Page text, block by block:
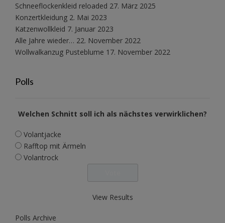
Schneeflockenkleid reloaded 27. März 2025
Konzertkleidung 2. Mai 2023
Katzenwollkleid 7. Januar 2023
Alle Jahre wieder… 22. November 2022
Wollwalkanzug Pusteblume 17. November 2022
Polls
Welchen Schnitt soll ich als nächstes verwirklichen?
Volantjacke
Rafftop mit Ärmeln
Volantrock
View Results
Polls Archive